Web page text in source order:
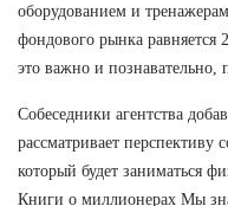
оборудованием и
фондового рынка равняется
это важно и познавательно,
Собеседники агентства
рассматривает перспективу
который будет заниматься
Книги о миллионерах Мы